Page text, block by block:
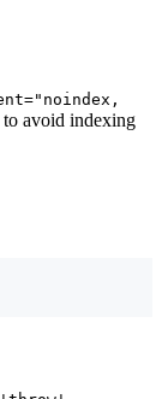
to avoid indexing